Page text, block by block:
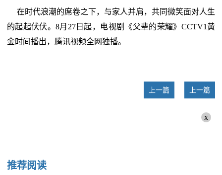
在时代浪潮的席卷之下，与家人并肩，共同微笑面对人生
的起起伏伏。8月27日起，电视剧《父辈的荣耀》CCTV1黄
金时间播出，腾讯视频全网独播。
上一篇 上一篇
x
推荐阅读